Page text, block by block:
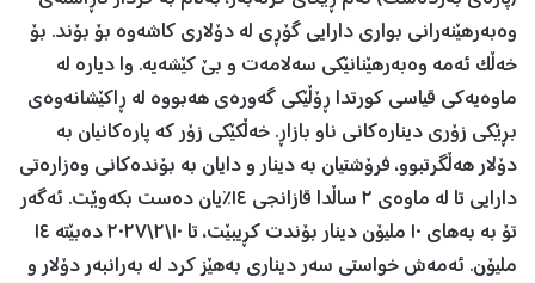
وەبەرهێنەرانی بواری دارایی گۆڕی لە دۆلاری کاشەوە بۆ بۆند. بۆ
خەڵک ئەمە وەبەرهێنانێکی سەلامەت و بێ کێشەیە. وا دیارە لە
ماوەیەکی قیاسی کورتدا ڕۆڵێکی گەورەی هەبووە لە ڕاکێشانەوەی
بڕێکی زۆری دینارەکانی ناو بازاڕ. خەڵکێکی زۆر کە پارەکانیان بە
دۆلار هەڵگرتبوو، فرۆشتیان بە دینار و دایان بە بۆندەکانی وەزارەتی
دارایی تا لە ماوەی ٢ ساڵدا قازانجی ١٤٪یان دەست بکەوێت. ئەگەر
تۆ بە بەهای ١٠ ملیۆن دینار بۆندت کڕیبێت، تا ١٠\٢\٢٠٢٧ دەبێتە ١٤
ملیۆن. ئەمەش خواستی سەر دیناری بەهێز کرد لە بەرانبەر دۆلار و